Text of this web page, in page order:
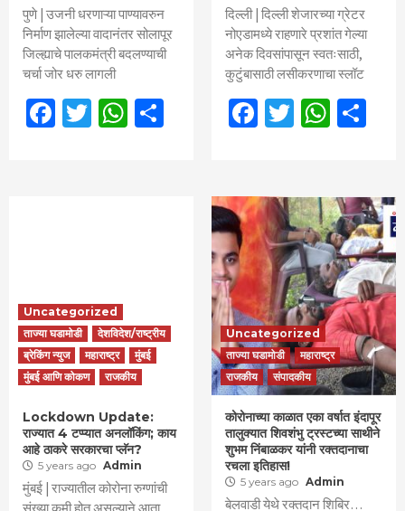
पुणे | उजनी धरणाऱ्या पाण्यावरुन
निर्माण झालेल्या वादानंतर सोलापूर
जिल्ह्याचे पालकमंत्री बदलण्याची
चर्चा जोर धरु लागली
Facebook
TwitterWhatsApp
Share
दिल्ली | दिल्ली शेजारच्या ग्रेटर
नोएडामध्ये राहणारे प्रशांत गेल्या
अनेक दिवसांपासून स्वतःसाठी,
कुटुंबासाठी लसीकरणाचा स्लॉट
Facebook
Twitter
Uncategorized
ताज्या घडामोडी
देशविदेश/राष्ट्रीय
ब्रेकिंग न्युज
महाराष्ट्र
मुंबई
मुंबई आणि कोकण
राजकीय
Lockdown Update:
राज्यात 4 टप्प्यात अनलॉकिंग; काय
आहे ठाकरे सरकारचा प्लॅन?
5 years ago Admin
मुंबई | राज्यातील कोरोना रुग्णांची
Uncategorized
ताज्या घडामोडी
महाराष्ट्र
राजकीय
संपादकीय
कोरोनाच्या काळात एका वर्षात इंदापूर
तालुक्यात शिवशंभु ट्रस्टच्या साथीने
शुभम निंबाळकर यांनी रक्तदानाचा
रचला इतिहास!
5 years ago Admin
बेलवाडी येथे रक्तदान शिबिर…